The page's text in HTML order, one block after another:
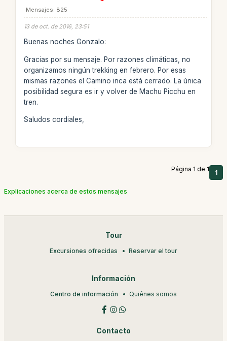
Mensajes: 825
13 de oct. de 2016, 23:51
Buenas noches Gonzalo:
Gracias por su mensaje. Por razones climáticas, no
organizamos ningún trekking en febrero. Por esas
mismas razones el Camino inca está cerrado. La única
posibilidad segura es ir y volver de Machu Picchu en
tren.
Saludos cordiales,
Página 1 de 1 1
Explicaciones acerca de estos mensajes
Tour
Excursiones ofrecidas Reservar el tour
Información
Centro de información Quiénes somos
Contacto